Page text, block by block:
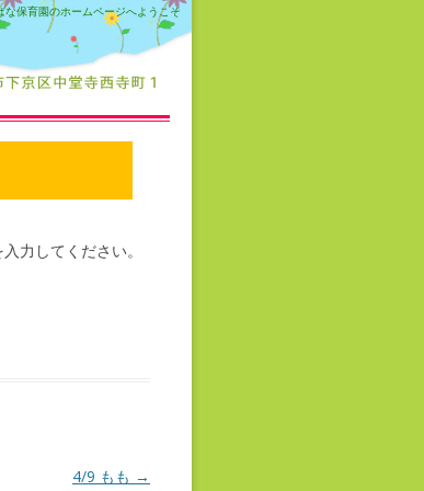
保育園のホームページへようこそ
力してください。
4/9 もも →